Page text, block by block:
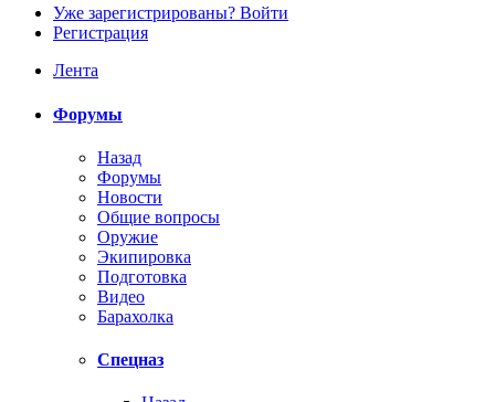
Уже зарегистрированы? Войти
Регистрация
Лента
Форумы
Назад
Форумы
Новости
Общие вопросы
Оружие
Экипировка
Подготовка
Видео
Барахолка
Спецназ